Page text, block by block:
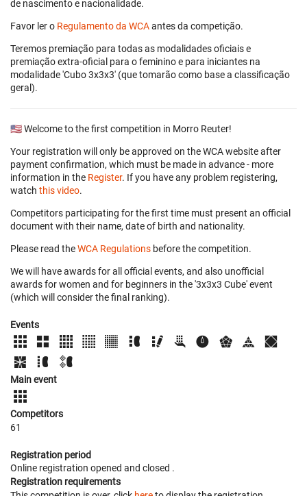
de nascimento e nacionalidade.
Favor ler o Regulamento da WCAantes da competição.
Teremos premiação para todas as modalidades oficiais e
premiação extra-oficial para o feminino e para iniciantes na
modalidade 'Cubo 3x3x3' (que tomarão como base a classificação
geral).
🇺🇸 Welcome to the first competition in Morro Reuter!
Your registration will only be approved on the WCA website after
payment confirmation, which must be made in advance - more
information in the Register. If you have any problem registering,
watch this video.
Competitors participating for the first time must present an official
document with their name, date of birth and nationality.
Please read theWCA Regulations before the competition.
We will have awards for all official events, and also unofficial
awards for women and for beginners in the '3x3x3 Cube' event
(which will consider the final ranking).
Events
Main event
Competitors
61
Registration period
Online registration opened and closed .
Registration requirements